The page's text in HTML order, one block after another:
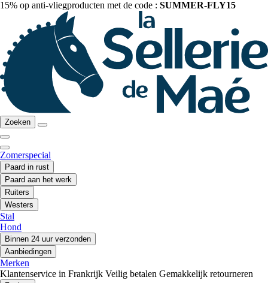
15% op anti-vliegproducten met de code : SUMMER-FLY15
Zoeken
Zomerspecial
Paard in rust
Paard aan het werk
Ruiters
Westers
Stal
Hond
Binnen 24 uur verzonden
Aanbiedingen
Merken
Klantenservice in Frankrijk Veilig betalen Gemakkelijk retourneren